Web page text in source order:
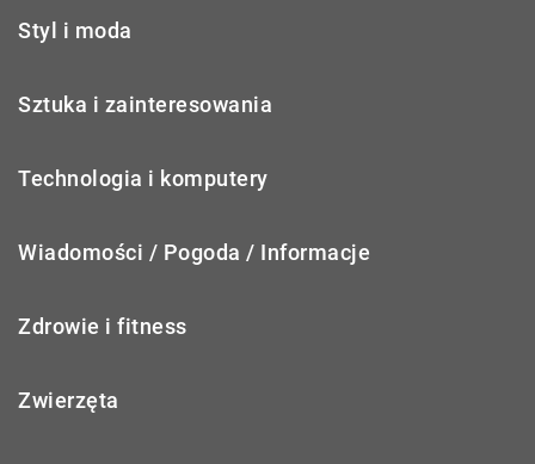
Styl i moda
Sztuka i zainteresowania
Technologia i komputery
Wiadomości / Pogoda / Informacje
Zdrowie i fitness
Zwierzęta